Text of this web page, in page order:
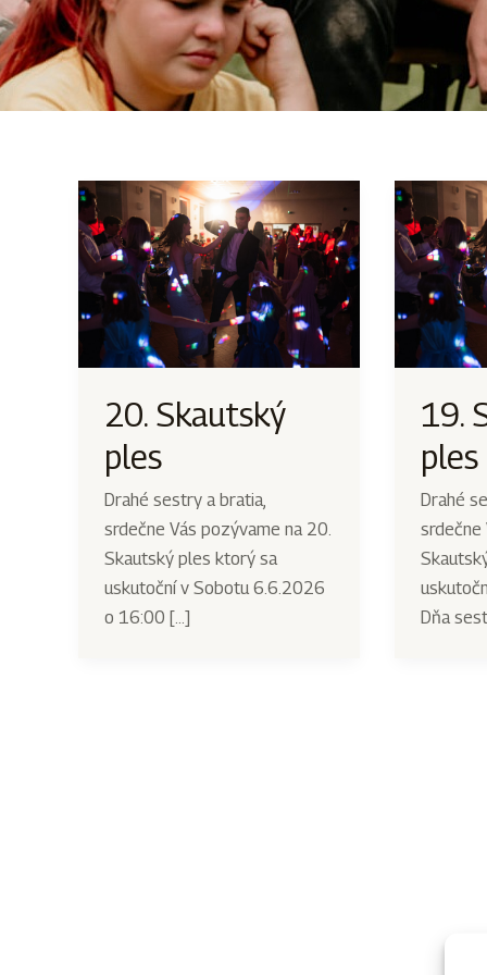
20. Skautský
ples
Drahé sestry a bratia,
srdečne Vás pozývame na 20.
Skautský ples ktorý sa
uskutoční v Sobotu 6.6.2026
o 16:00 […]
19.
ples
Drahé
srdečne
Dňa